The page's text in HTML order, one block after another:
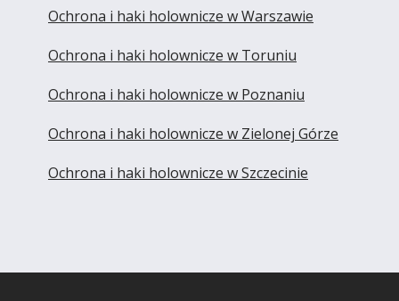
Ochrona i haki holownicze w Warszawie
Ochrona i haki holownicze w Toruniu
Ochrona i haki holownicze w Poznaniu
Ochrona i haki holownicze w Zielonej Górze
Ochrona i haki holownicze w Szczecinie